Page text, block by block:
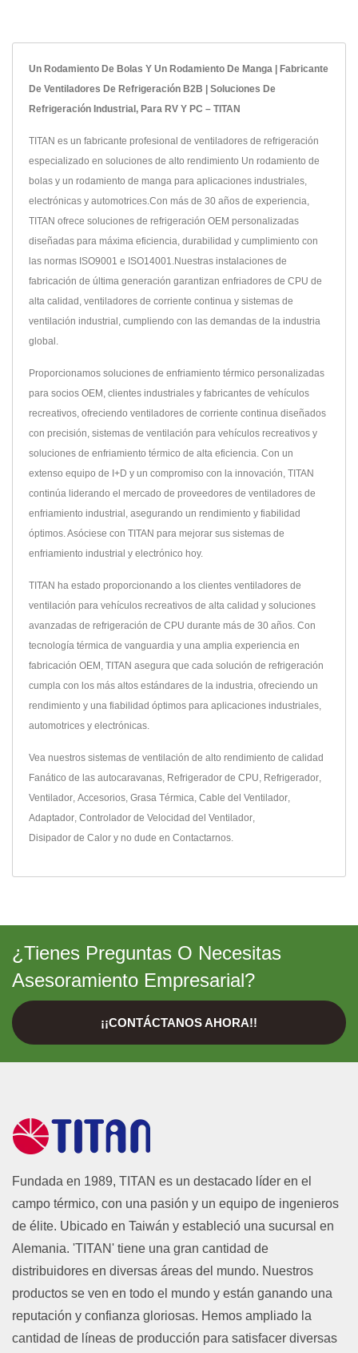
Un Rodamiento De Bolas Y Un Rodamiento De Manga | Fabricante
De Ventiladores De Refrigeración B2B | Soluciones De
Refrigeración Industrial, Para RV Y PC – TITAN
TITAN es un fabricante profesional de ventiladores de refrigeración
especializado en soluciones de alto rendimiento Un rodamiento de
bolas y un rodamiento de manga para aplicaciones industriales,
electrónicas y automotrices.Con más de 30 años de experiencia,
TITAN ofrece soluciones de refrigeración OEM personalizadas
diseñadas para máxima eficiencia, durabilidad y cumplimiento con
las normas ISO9001 e ISO14001.Nuestras instalaciones de
fabricación de última generación garantizan enfriadores de CPU de
alta calidad, ventiladores de corriente continua y sistemas de
ventilación industrial, cumpliendo con las demandas de la industria
global.
Proporcionamos soluciones de enfriamiento térmico personalizadas
para socios OEM, clientes industriales y fabricantes de vehículos
recreativos, ofreciendo ventiladores de corriente continua diseñados
con precisión, sistemas de ventilación para vehículos recreativos y
soluciones de enfriamiento térmico de alta eficiencia. Con un
extenso equipo de I+D y un compromiso con la innovación, TITAN
continúa liderando el mercado de proveedores de ventiladores de
enfriamiento industrial, asegurando un rendimiento y fiabilidad
óptimos. Asóciese con TITAN para mejorar sus sistemas de
enfriamiento industrial y electrónico hoy.
TITAN ha estado proporcionando a los clientes ventiladores de
ventilación para vehículos recreativos de alta calidad y soluciones
avanzadas de refrigeración de CPU durante más de 30 años. Con
tecnología térmica de vanguardia y una amplia experiencia en
fabricación OEM, TITAN asegura que cada solución de refrigeración
cumpla con los más altos estándares de la industria, ofreciendo un
rendimiento y una fiabilidad óptimos para aplicaciones industriales,
automotrices y electrónicas.
Vea nuestros sistemas de ventilación de alto rendimiento de calidad
Fanático de las autocaravanas, Refrigerador de CPU, Refrigerador,
Ventilador, Accesorios, Grasa Térmica, Cable del Ventilador,
Adaptador, Controlador de Velocidad del Ventilador,
Disipador de Calor y no dude en Contactarnos.
¿Tienes Preguntas O Necesitas
Asesoramiento Empresarial?
¡¡CONTÁCTANOS AHORA!!
Fundada en 1989, TITAN es un destacado líder en el
campo térmico, con una pasión y un equipo de ingenieros
de élite. Ubicado en Taiwán y estableció una sucursal en
Alemania. 'TITAN' tiene una gran cantidad de
distribuidores en diversas áreas del mundo. Nuestros
productos se ven en todo el mundo y están ganando una
reputación y confianza gloriosas. Hemos ampliado la
cantidad de líneas de producción para satisfacer diversas